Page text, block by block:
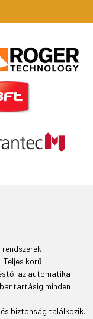
körű
az automatika
minden
és biztonság találkozik.